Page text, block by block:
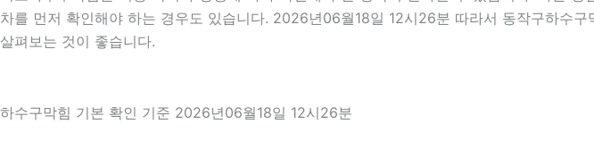
차를 먼저 확인해야 하는 경우도 있습니다. 2026년06월18일 12시26분 따라서 동작구하수
살펴보는 것이 좋습니다.
하수구막힘 기본 확인 기준 2026년06월18일 12시26분